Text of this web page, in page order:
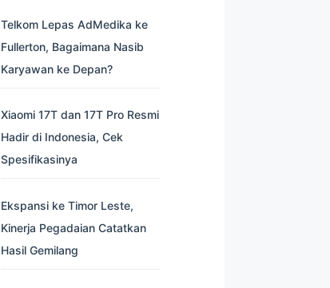
Telkom Lepas AdMedika ke
Fullerton, Bagaimana Nasib
Karyawan ke Depan?
Xiaomi 17T dan 17T Pro Resmi
Hadir di Indonesia, Cek
Spesifikasinya
Ekspansi ke Timor Leste,
Kinerja Pegadaian Catatkan
Hasil Gemilang